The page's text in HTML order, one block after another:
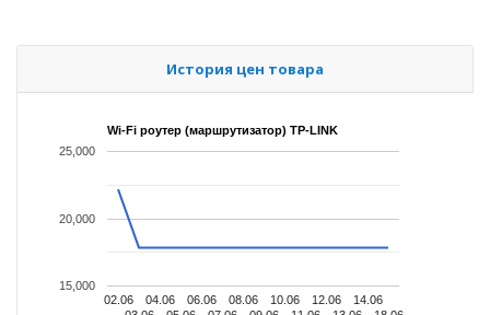
История цен товара
Wi-Fi роутер (маршрутизатор) TP-LINK
02.06
04.06
06.06
08.06
10.06
12.06
14.06
15,000
20,000
25,000